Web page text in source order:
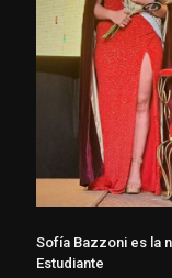
Sofía Bazzoni es la
Estudiante